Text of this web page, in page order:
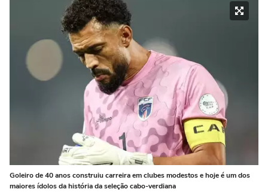
Goleiro de 40 anos construiu carreira em clubes modestos e hoje é um dos
maiores ídolos da história da seleção cabo-verdiana